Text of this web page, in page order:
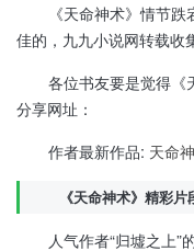
《天命神术》情节
佳的，九九小说网转载收
各位书友要是觉得《
分享网址：
作者最新作品: 天命
《天命神术》精彩片
人气作者“归墟之上